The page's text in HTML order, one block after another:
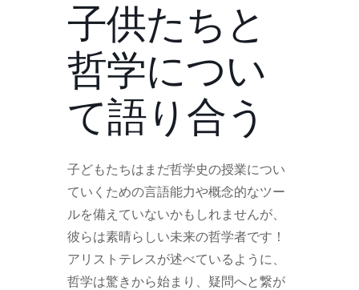
子供たちと
哲学につい
て語り合う
子どもたちはまだ哲学史の授業につい
ていくための言語能力や概念的なツー
ルを備えていないかもしれませんが、
彼らは素晴らしい未来の哲学者です！
アリストテレスが述べているように、
哲学は驚きから始まり、疑問へと繋が